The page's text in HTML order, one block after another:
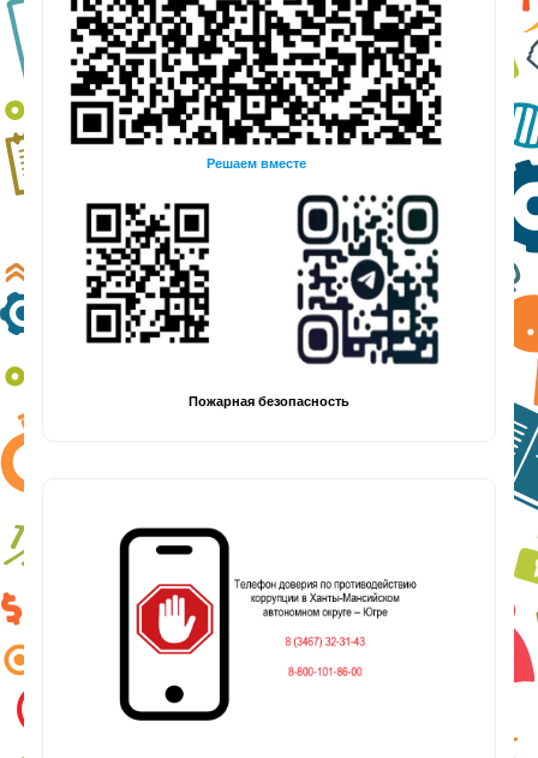
Решаем вместе
Пожарная безопасность